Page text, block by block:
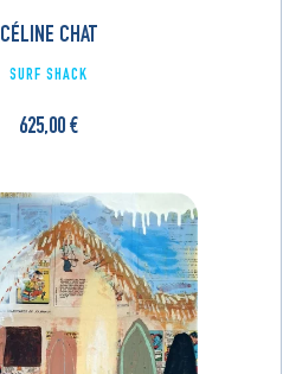
CÉLINE CHAT
SURF SHACK
625,00 €